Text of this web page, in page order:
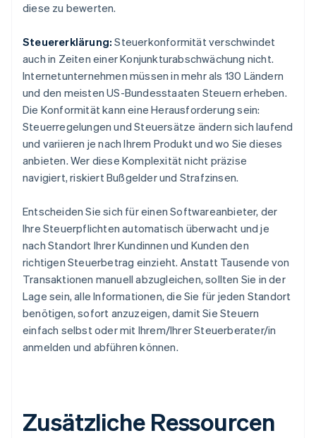
diese zu bewerten.
Steuererklärung: Steuerkonformität verschwindet
auch in Zeiten einer Konjunkturabschwächung nicht.
Internetunternehmen müssen in mehr als 130 Ländern
und den meisten US-Bundesstaaten Steuern erheben.
Die Konformität kann eine Herausforderung sein:
Steuerregelungen und Steuersätze ändern sich laufend
und variieren je nach Ihrem Produkt und wo Sie dieses
anbieten. Wer diese Komplexität nicht präzise
navigiert, riskiert Bußgelder und Strafzinsen.
Entscheiden Sie sich für einen Softwareanbieter, der
Ihre Steuerpflichten automatisch überwacht und je
nach Standort Ihrer Kundinnen und Kunden den
richtigen Steuerbetrag einzieht. Anstatt Tausende von
Transaktionen manuell abzugleichen, sollten Sie in der
Lage sein, alle Informationen, die Sie für jeden Standort
benötigen, sofort anzuzeigen, damit Sie Steuern
einfach selbst oder mit Ihrem/Ihrer Steuerberater/in
anmelden und abführen können.
Zusätzliche Ressourcen